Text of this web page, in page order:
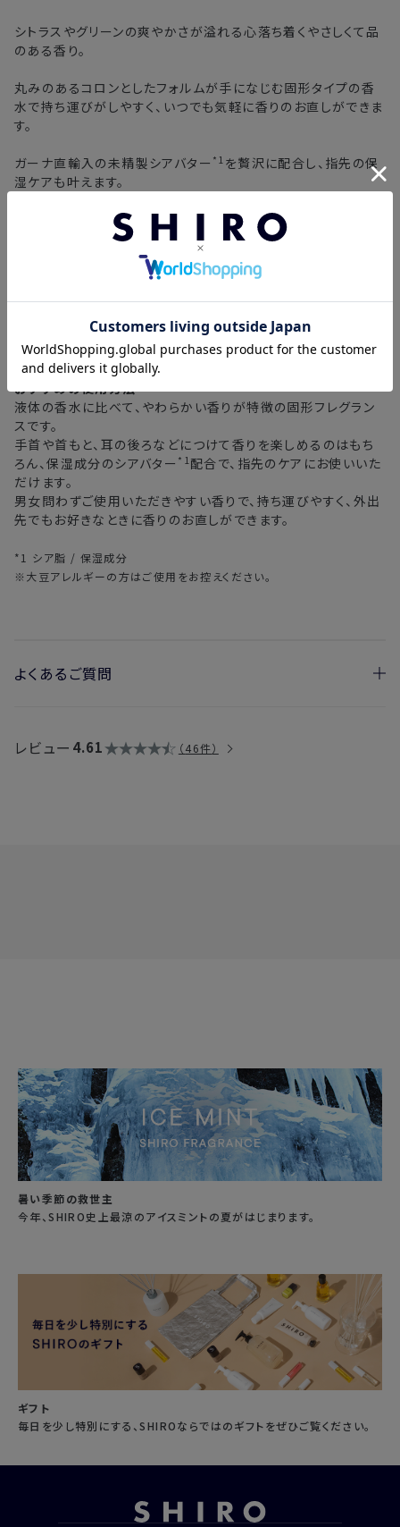
北海道 3〜4日
中国・四国・九州 3〜4日
・交通状況や天候による遅延
・ラッピングのご注文、繁忙期および休業期間中
シトラスやグリーンの爽やかさが溢れる心落ち着くやさしくて品
のある香り。
丸みのあるコロンとしたフォルムが手になじむ固形タイプの香
水で持ち運びがしやすく、いつでも気軽に香りのお直しができま
す。
ガーナ直輸入の未精製シアバター *1 を贅沢に配合し、指先の保
湿ケアも叶えます。
恵みをあますことなく感じられます。
＜香りの持続時間＞約2～3時間
MIDDLE：グリーンティー、ジャスミン、ローズ、リリー
LAST：ムスク、ウッディ、アンバー
おすすめの使用方法
液体の香水に比べて、やわらかい香りが特徴の固形フレグラン
スです。
手首や首もと、耳の後ろなどにつけて香りを楽しめるのはもち
ろん、保湿成分のシアバター *1配合で、指先のケアにお使いいた
だけます。
男女問わずご使用いただきやすい香りで、持ち運びやすく、外出
先でもお好きなときに香りのお直しができます。
*1 シア脂 / 保湿成分
※大豆アレルギーの方はご使用をお控えください。
よくあるご質問
→シアバター*1 が結晶化し、固まってできたもので、品質に問題
レビュー 4.61 46件
暑い季節の救世主
今年、SHIRO史上最涼のアイスミントの夏がはじまります。
ギフト
毎日を少し特別にする、SHIROならではのギフトをぜひご覧ください。